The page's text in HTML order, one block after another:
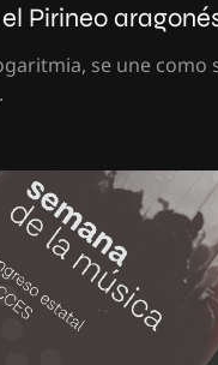
Pirineo
se une como